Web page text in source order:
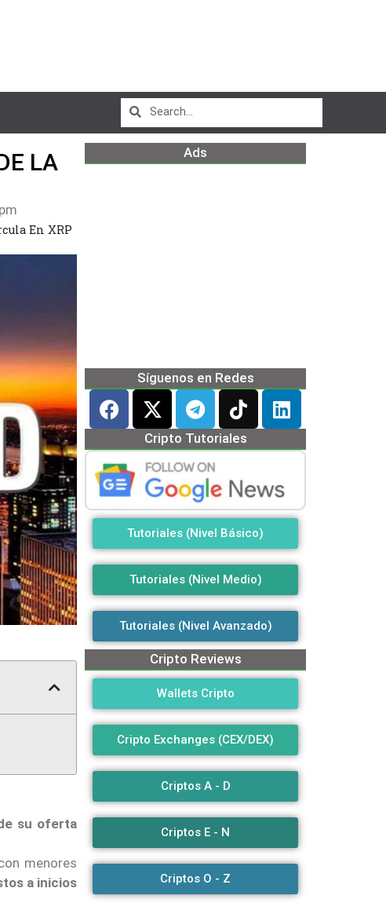
LA
En XRP
su oferta
menores
a inicios
Ads
Síguenos en Redes
Cripto Tutoriales
Tutoriales (Nivel Básico)
Tutoriales (Nivel Medio)
Tutoriales (Nivel Avanzado)
Cripto Reviews
Wallets Cripto
Cripto Exchanges (CEX/DEX)
Criptos A - D
Criptos E - N
Criptos O - Z